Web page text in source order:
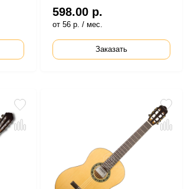
598.00 р.
от 56 р. / мес.
Заказать